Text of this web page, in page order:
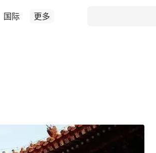
国际 更多